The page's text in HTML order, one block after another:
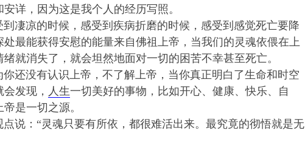
详，因为这是我个人的经历写照。
凉的时候，感受到疾病折磨的时候，感受到感觉死亡要降
最能获得安慰的能量来自佛祖上帝，当我们的灵魂依偎在上
就消失了，就会坦然地面对一切的困苦不幸甚至死亡。
没有认识上帝，不了解上帝，当你真正明白了生命和时空
发现， 人生一切美好的事物，比如开心、健康、快乐、自
是一切之源。
：“灵魂只要有所依，都很难活出来。最究竟的彻悟就是无